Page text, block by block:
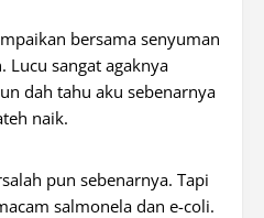
bersama senyuman
Lucu sangat agaknya
dah tahu aku sebenarnya
naik.
pun sebenarnya. Tapi
salmonela dan e-coli.